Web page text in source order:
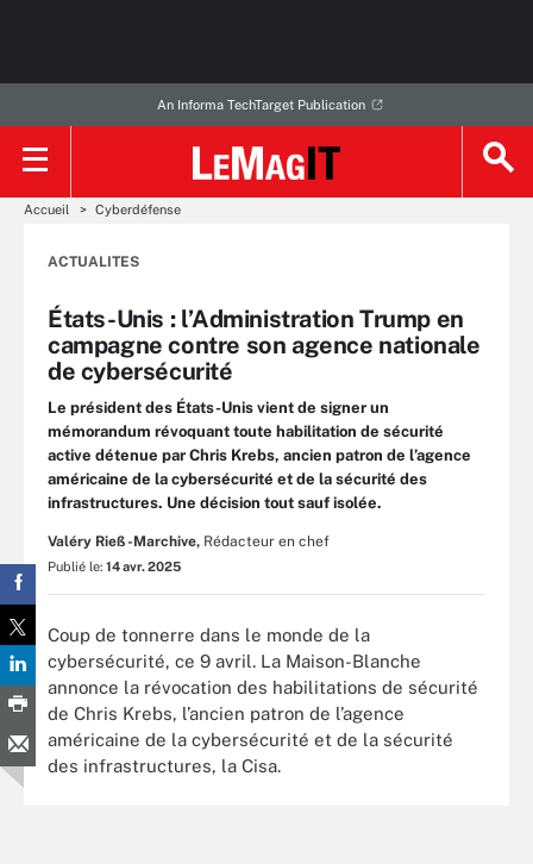
An Informa TechTarget Publication
Accueil Cyberdéfense
ACTUALITES
États-Unis : l’Administration Trump en
campagne contre son agence nationale
de cybersécurité
Le président des États-Unis vient de signer un
mémorandum révoquant toute habilitation de sécurité
active détenue par Chris Krebs, ancien patron de l’agence
américaine de la cybersécurité et de la sécurité des
infrastructures. Une décision tout sauf isolée.
Valéry Rieß-Marchive, Rédacteur en chef
Publié le: 14 avr. 2025
Coup de tonnerre dans le monde de la
cybersécurité, ce 9 avril. La Maison-Blanche
annonce la révocation des habilitations de sécurité
de Chris Krebs, l’ancien patron de l’agence
américaine de la cybersécurité et de la sécurité
des infrastructures, la Cisa.